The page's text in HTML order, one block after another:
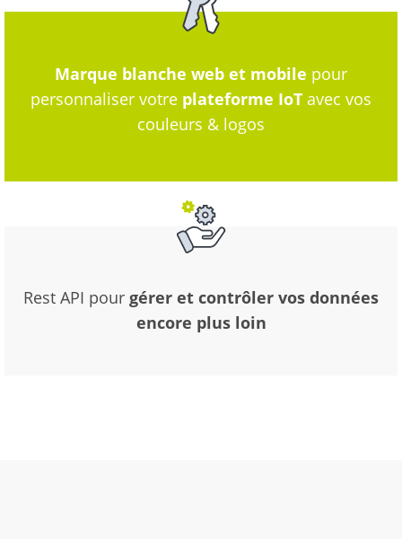
Marque blanche web et mobile pour
personnaliser votre plateforme IoT avec vos
couleurs & logos
Rest API pour gérer et contrôler vos données
encore plus loin